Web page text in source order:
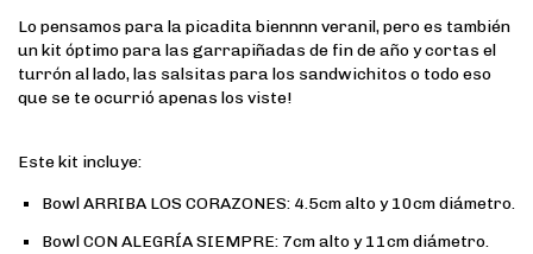
Lo pensamos para la picadita biennnn veranil, pero es también
un kit óptimo para las garrapiñadas de fin de año y cortas el
turrón al lado, las salsitas para los sandwichitos o todo eso
que se te ocurrió apenas los viste!
Este kit incluye:
Bowl ARRIBA LOS CORAZONES: 4.5cm alto y 10cm diámetro.
Bowl CON ALEGRÍA SIEMPRE: 7cm alto y 11cm diámetro.